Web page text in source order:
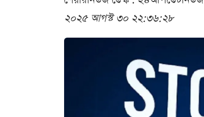
২০২৫ আগস্ট ৩০ ২২:৩৬:২৮